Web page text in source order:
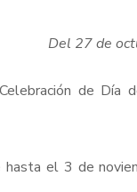
Del 27 de
de Día
el 3 de